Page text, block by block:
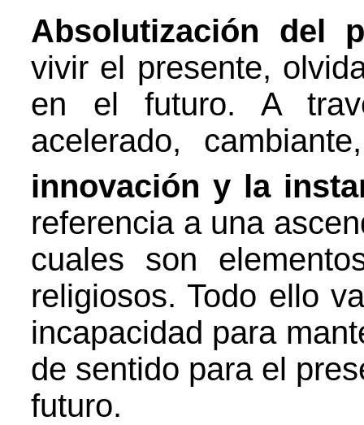
Absolutización del
vivir el presente,
en el futuro. A
acelerado,
innovación y la
referencia a una
cuales son
religiosos. Todo ello
incapacidad para
de sentido para el
futuro.